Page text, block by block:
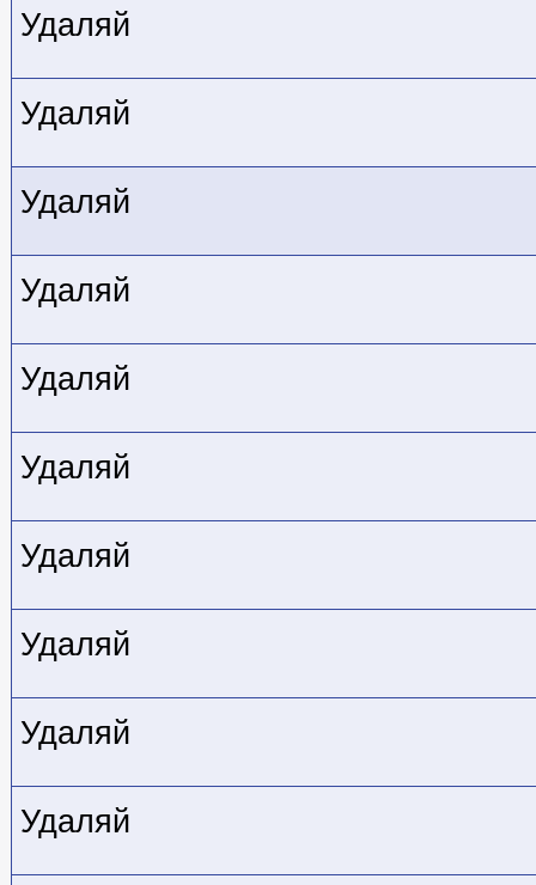
Удаляй
Удаляй
Удаляй
Удаляй
Удаляй
Удаляй
Удаляй
Удаляй
Удаляй
Удаляй